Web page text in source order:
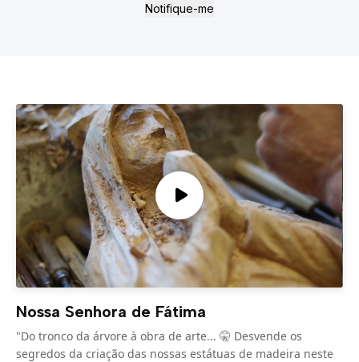
Notifique-me
Nossa Senhora de Fátima
"Do tronco da árvore à obra de arte... 🤫 Desvende os
segredos da criação das nossas estátuas de madeira neste